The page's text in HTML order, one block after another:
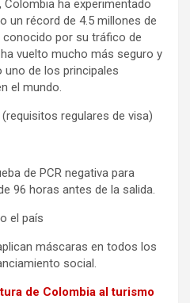
ha experimentado
un récord de 4.5 millones de
conocido por su tráfico de
vuelto mucho más seguro y
de los principales
el mundo.
regulares de visa)
de PCR negativa para
96 horas antes de la salida.
el país
máscaras en todos los
social.
de Colombia al turismo